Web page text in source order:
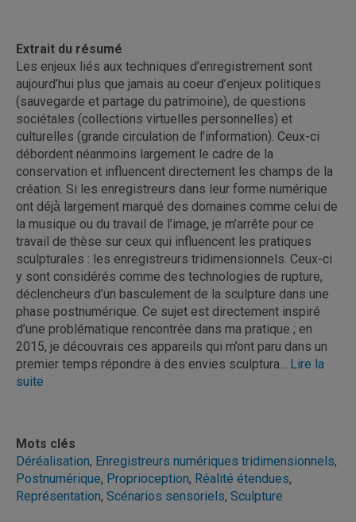
Extrait du résumé
Les enjeux liés aux techniques d’enregistrement sont
aujourd’hui plus que jamais au coeur d’enjeux politiques
(sauvegarde et partage du patrimoine), de questions
sociétales (collections virtuelles personnelles) et
culturelles (grande circulation de l’information). Ceux-ci
débordent néanmoins largement le cadre de la
conservation et influencent directement les champs de la
création. Si les enregistreurs dans leur forme numérique
ont déjà̀ largement marqué des domaines comme celui de
la musique ou du travail de l’image, je m’arrête pour ce
travail de thèse sur ceux qui influencent les pratiques
sculpturales : les enregistreurs tridimensionnels. Ceux-ci
y sont considérés comme des technologies de rupture,
déclencheurs d’un basculement de la sculpture dans une
phase postnumérique. Ce sujet est directement inspiré
d’une problématique rencontrée dans ma pratique ; en
2015, je découvrais ces appareils qui m’ont paru dans un
premier temps répondre à des envies sculptura... Lire la
suite
Mots clés
Déréalisation, Enregistreurs numériques tridimensionnels,
Postnumérique, Proprioception, Réalité étendues,
Représentation, Scénarios sensoriels, Sculpture